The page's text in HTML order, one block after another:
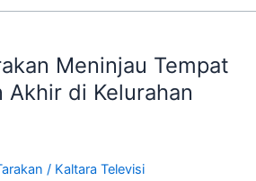
Meninjau Tempat
Akhir di Kelurahan
/ Kaltara Televisi